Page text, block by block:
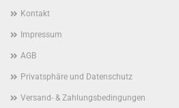
Kontakt
Impressum
AGB
Privatsphäre und Datenschutz
Versand- & Zahlungsbedingungen